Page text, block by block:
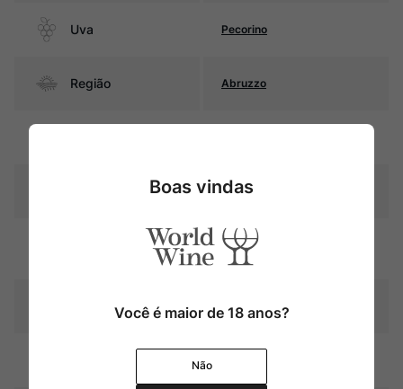
Uva Pecorino
Região Abruzzo
Amarelo palha com reflexos
esverdeados
Graduação Alcóoli
13,0%
Amadurecimento Sem estágio em carvalho
Boas vindas
Você é maior de 18 anos?
Não